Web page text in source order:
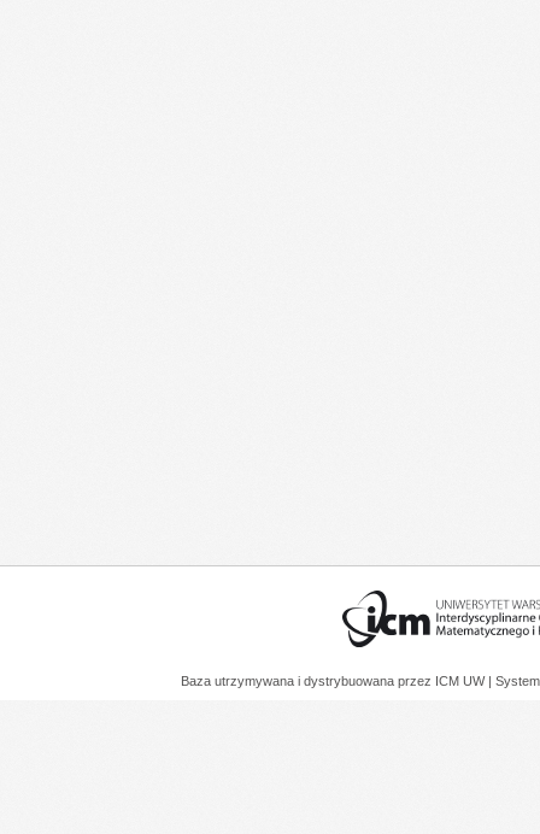
Baza utrzymywana i dystrybuowana przez ICM UW |